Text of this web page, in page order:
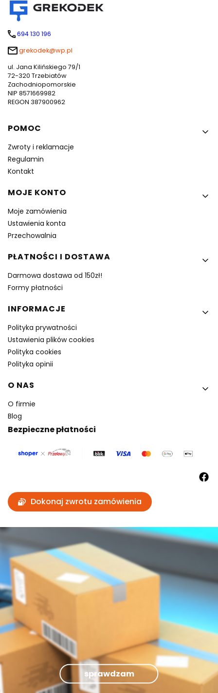
694 130 196
grekodek@wp.pl
ul. Jana Kilińskiego 79/1
72-320 Trzebiatów
Zachodniopomorskie
NIP 8571669982
REGON 387900962
Linki w stopce
POMOC
Zwroty i reklamacje
Regulamin
Kontakt
MOJE KONTO
Moje zamówienia
Ustawienia konta
Przechowalnia
PŁATNOŚCI I DOSTAWA
Darmowa dostawa od 150zł!
Formy płatności
INFORMACJE
Polityka prywatności
Ustawienia plików cookies
Polityka cookies
Polityka opinii
O NAS
O firmie
Blog
Bezpieczne płatności
Dokonaj zwrotu zamówienia
sprawdzam